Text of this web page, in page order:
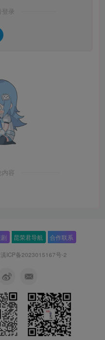
录
内容
昆荣君导航 合作联系
滇ICP备2023015167号-2